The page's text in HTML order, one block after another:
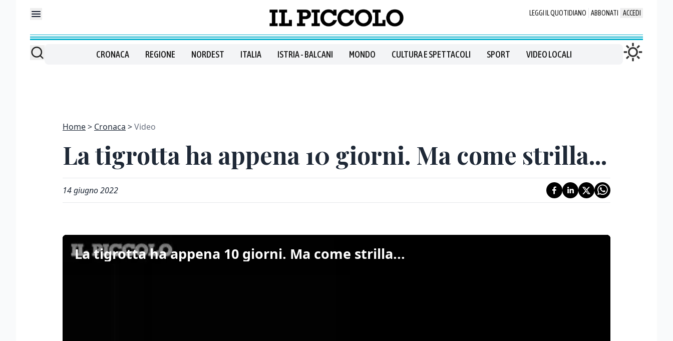
LEGGI IL QUOTIDIANO ABBONATI ACCEDI
CRONACA REGIONE NORDEST ITALIA ISTRIA - BALCANI MONDO CULTURA E SPETTACOLI SPORT VIDEO LOCALI
Home Cronaca Video
La tigrotta ha appena 10 giorni. Ma come strilla...
14 giugno 2022
La tigrotta ha appena 10 giorni. Ma come strilla...